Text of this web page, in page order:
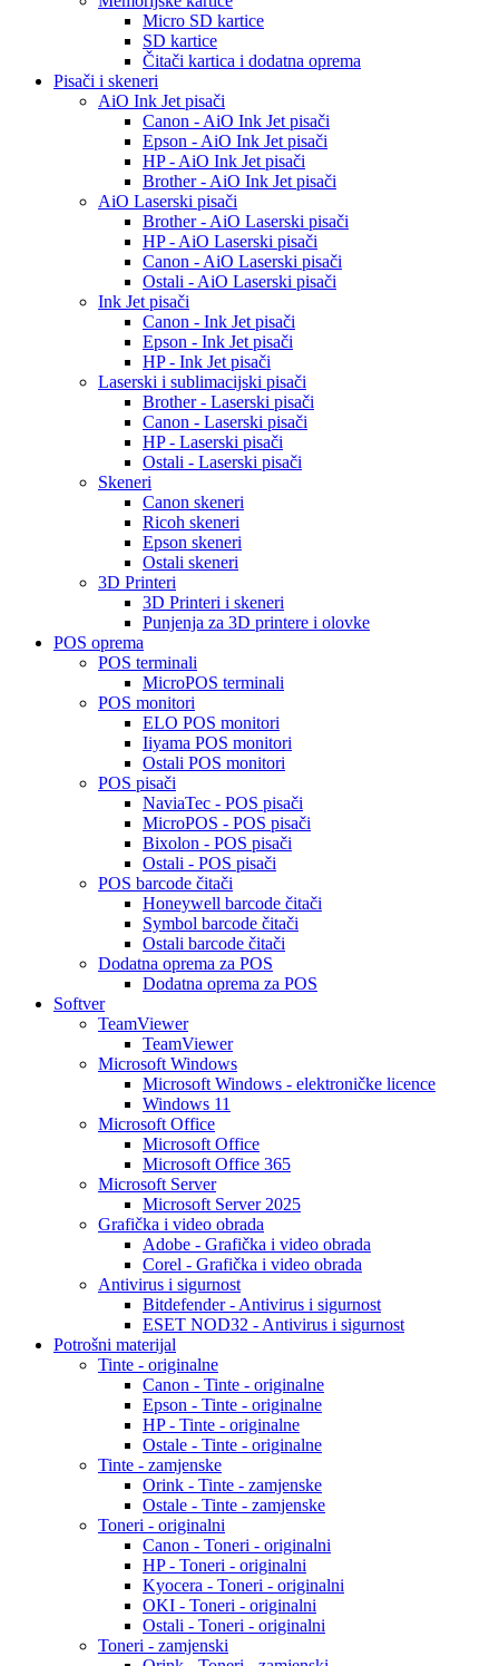
Micro SD kartice
SD kartice
Čitači kartica i dodatna oprema
Pisači i skeneri
AiO Ink Jet pisači
Canon - AiO Ink Jet pisači
Epson - AiO Ink Jet pisači
HP - AiO Ink Jet pisači
Brother - AiO Ink Jet pisači
AiO Laserski pisači
Brother - AiO Laserski pisači
HP - AiO Laserski pisači
Canon - AiO Laserski pisači
Ostali - AiO Laserski pisači
Ink Jet pisači
Canon - Ink Jet pisači
Epson - Ink Jet pisači
HP - Ink Jet pisači
Laserski i sublimacijski pisači
Brother - Laserski pisači
Canon - Laserski pisači
HP - Laserski pisači
Ostali - Laserski pisači
Skeneri
Canon skeneri
Ricoh skeneri
Epson skeneri
Ostali skeneri
3D Printeri
3D Printeri i skeneri
Punjenja za 3D printere i olovke
POS oprema
POS terminali
MicroPOS terminali
POS monitori
ELO POS monitori
Iiyama POS monitori
Ostali POS monitori
POS pisači
NaviaTec - POS pisači
MicroPOS - POS pisači
Bixolon - POS pisači
Ostali - POS pisači
POS barcode čitači
Honeywell barcode čitači
Symbol barcode čitači
Ostali barcode čitači
Dodatna oprema za POS
Dodatna oprema za POS
Softver
TeamViewer
TeamViewer
Microsoft Windows
Microsoft Windows - elektroničke licence
Windows 11
Microsoft Office
Microsoft Office
Microsoft Office 365
Microsoft Server
Microsoft Server 2025
Grafička i video obrada
Adobe - Grafička i video obrada
Corel - Grafička i video obrada
Antivirus i sigurnost
Bitdefender - Antivirus i sigurnost
ESET NOD32 - Antivirus i sigurnost
Potrošni materijal
Tinte - originalne
Canon - Tinte - originalne
Epson - Tinte - originalne
HP - Tinte - originalne
Ostale - Tinte - originalne
Tinte - zamjenske
Orink - Tinte - zamjenske
Ostale - Tinte - zamjenske
Toneri - originalni
Canon - Toneri - originalni
HP - Toneri - originalni
Kyocera - Toneri - originalni
OKI - Toneri - originalni
Ostali - Toneri - originalni
Toneri - zamjenski